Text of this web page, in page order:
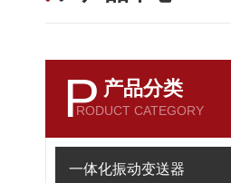
P 产品分类
RODUCT CATEGORY
一体化振动变送器